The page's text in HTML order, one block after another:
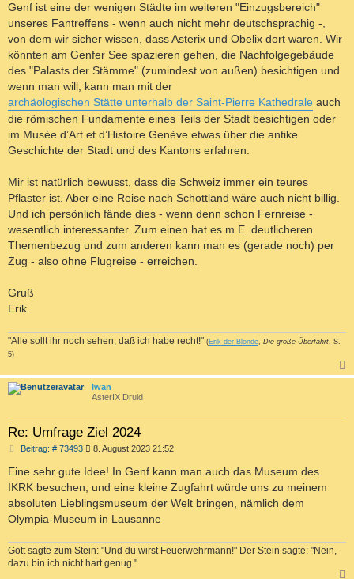
Genf ist eine der wenigen Städte im weiteren "Einzugsbereich"
unseres Fantreffens - wenn auch nicht mehr deutschsprachig -,
von dem wir sicher wissen, dass Asterix und Obelix dort waren. Wir
könnten am Genfer See spazieren gehen, die Nachfolgegebäude
des "Palasts der Stämme" (zumindest von außen) besichtigen und
wenn man will, kann man mit der
archäologischen Stätte unterhalb der Saint-Pierre Kathedrale auch
die römischen Fundamente eines Teils der Stadt besichtigen oder
im Musée d’Art et d’Histoire Genève etwas über die antike
Geschichte der Stadt und des Kantons erfahren.
Mir ist natürlich bewusst, dass die Schweiz immer ein teures
Pflaster ist. Aber eine Reise nach Schottland wäre auch nicht billig.
Und ich persönlich fände dies - wenn denn schon Fernreise -
wesentlich interessanter. Zum einen hat es m.E. deutlicheren
Themenbezug und zum anderen kann man es (gerade noch) per
Zug - also ohne Flugreise - erreichen.
Gruß
Erik
"Alle sollt ihr noch sehen, daß ich habe recht!" (Erik der Blonde Die große Überfahrt , S.
5)
a
Iwan
AsterIX Druid
Re: Umfrage Ziel 2024
Beitrag: # 73493B
r
a
g
8. August 2023 21:52
Eine sehr gute Idee! In Genf kann man auch das Museum des
IKRK besuchen, und eine kleine Zugfahrt würde uns zu meinem
absoluten Lieblingsmuseum der Welt bringen, nämlich dem
Olympia-Museum in Lausanne
Gott sagte zum Stein: "Und du wirst Feuerwehrmann!" Der Stein sagte: "Nein,
dazu bin ich nicht hart genug."